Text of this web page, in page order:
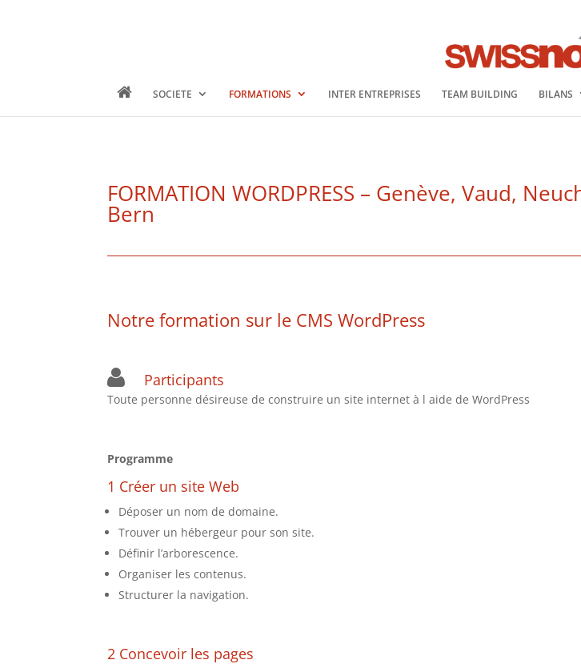
SOCIETE FORMATIONS INTER ENTREPRISES TEAM BUILDING BILANS
FORMATION WORDPRESS – Genève, Vaud,
Bern
Notre formation sur le CMS WordPress
Participants
Toute personne désireuse de construire un site internet à l aide de WordPress
Programme
1 Créer un site Web
Déposer un nom de domaine.
Trouver un hébergeur pour son site.
Définir l’arborescence.
Organiser les contenus.
Structurer la navigation.
2 Concevoir les pages